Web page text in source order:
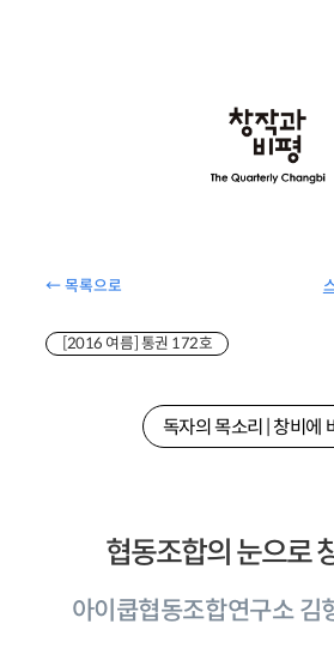
← 목록으로
[2016 여름] 통권 172호
독자의 목소리 | 창비에
협동조합의 눈으로
아이쿱협동조합연구소 김